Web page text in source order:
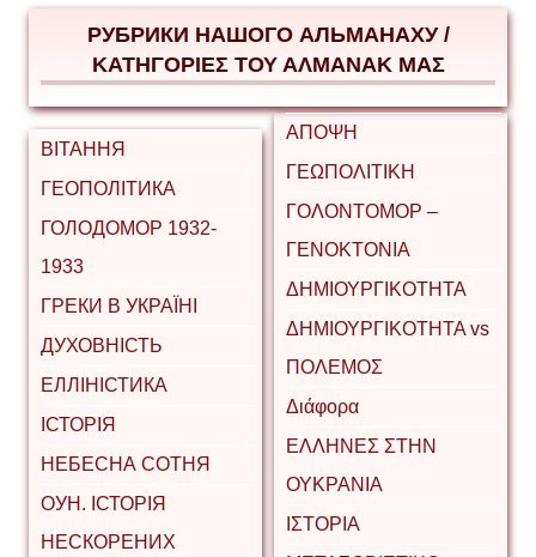
РУБРИКИ НАШОГО АЛЬМАНАХУ /
ΚΑΤΗΓΟΡΙΕΣ ΤΟΥ ΑΛΜΑΝΑΚ ΜΑΣ
ВІТАННЯ
ГЕОПОЛІТИКА
ГОЛОДОМОР 1932-
1933
ГРЕКИ В УКРАЇНІ
ДУХОВНІСТЬ
ЕЛЛІНІСТИКА
ІСТОРІЯ
НЕБЕСНА СОТНЯ
ОУН. ІСТОРІЯ
НЕСКОРЕНИХ
ΑΠΟΨΗ
ΓΕΩΠΟΛΙΤΙΚΗ
ΓΟΛΟΝΤΟΜΟΡ –
ΓΕΝΟΚΤΟΝΙΑ
ΔΗΜΙΟΥΡΓΙΚΟΤΗΤΑ
ΔΗΜΙΟΥΡΓΙΚΟΤΗΤΑ vs
ΠΟΛΕΜΟΣ
Διάφορα
ΕΛΛΗΝΕΣ ΣΤΗΝ
ΟΥΚΡΑΝΙΑ
ΙΣΤΟΡΙΑ